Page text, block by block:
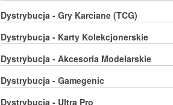
Dystrybucja - Gry Karciane (TCG)
Dystrybucja - Karty Kolekcjonerskie
Dystrybucja - Akcesoria Modelarskie
Dystrybucja - Gamegenic
Dystrybucja - Ultra Pro